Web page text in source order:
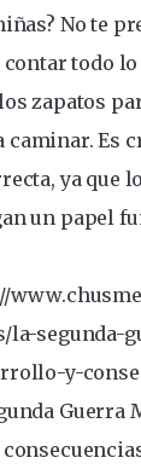
? No te
contar todo
zapatos
caminar. Es
ya que
un papel
la-segunda-
-y-
Guerra